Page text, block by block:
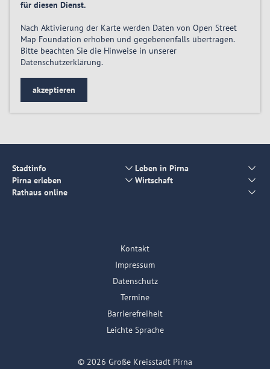
für diesen Dienst.
Nach Aktivierung der Karte werden Daten von Open Street
Map Foundation erhoben und gegebenenfalls übertragen.
Bitte beachten Sie die Hinweise in unserer
Datenschutzerklärung.
akzeptieren
Stadtinfo
Leben in Pirna
Pirna erleben
Wirtschaft
Rathaus online
Kontakt
Impressum
Datenschutz
Termine
Barrierefreiheit
Leichte Sprache
© 2026 Große Kreisstadt Pirna